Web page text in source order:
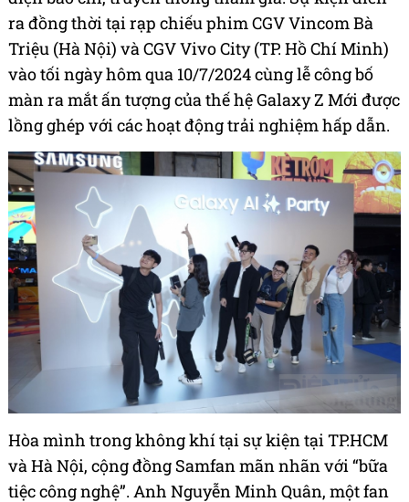
ra đồng thời tại rạp chiếu phim CGV Vincom Bà
Triệu (Hà Nội) và CGV Vivo City (TP. Hồ Chí Minh)
vào tối ngày hôm qua 10/7/2024 cùng lễ công bố
màn ra mắt ấn tượng của thế hệ Galaxy Z Mới được
lồng ghép với các hoạt động trải nghiệm hấp dẫn.
Hòa mình trong không khí tại sự kiện tại TP.HCM
và Hà Nội, cộng đồng Samfan mãn nhãn với “bữa
tiệc công nghệ”. Anh Nguyễn Minh Quân, một fan